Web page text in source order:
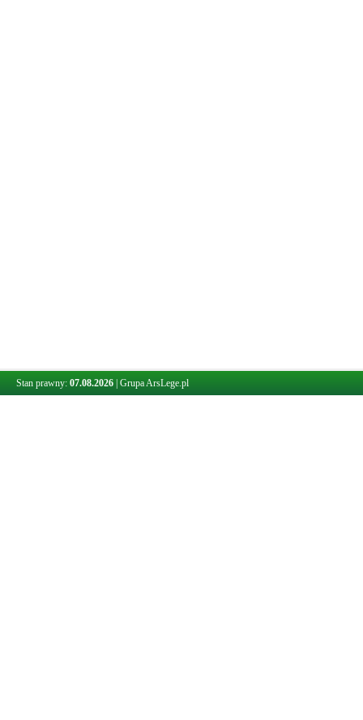
Stan prawny: 07.08.2026 Grupa ArsLege.pl